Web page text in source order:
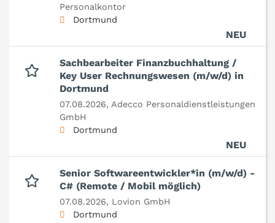
Personalkontor
Dortmund
NEU
Sachbearbeiter Finanzbuchhaltung /
Key User Rechnungswesen (m/w/d) in
Dortmund
07.08.2026, Adecco Personaldienstleistungen
GmbH
Dortmund
NEU
Senior Softwareentwickler*in (m/w/d) -
C# (Remote / Mobil möglich)
07.08.2026, Lovion GmbH
Dortmund